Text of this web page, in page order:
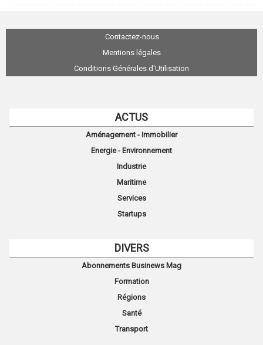
Contactez-nous
Mentions légales
Conditions Générales d'Utilisation
ACTUS
Aménagement - Immobilier
Energie - Environnement
Industrie
Maritime
Services
Startups
DIVERS
Abonnements Businews Mag
Formation
Régions
Santé
Transport